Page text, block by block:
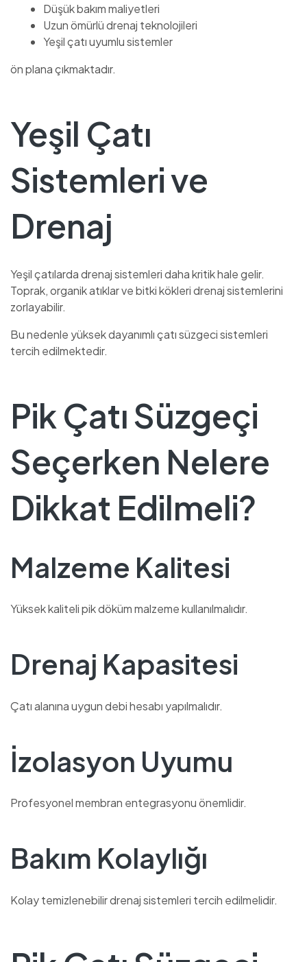
Düşük bakım maliyetleri
Uzun ömürlü drenaj teknolojileri
Yeşil çatı uyumlu sistemler
ön plana çıkmaktadır.
Yeşil Çatı
Sistemleri ve
Drenaj
Yeşil çatılarda drenaj sistemleri daha kritik hale gelir.
Toprak, organik atıklar ve bitki kökleri drenaj sistemlerini
zorlayabilir.
Bu nedenle yüksek dayanımlı çatı süzgeci sistemleri
tercih edilmektedir.
Pik Çatı Süzgeçi
Seçerken Nelere
Dikkat Edilmeli?
Malzeme Kalitesi
Yüksek kaliteli pik döküm malzeme kullanılmalıdır.
Drenaj Kapasitesi
Çatı alanına uygun debi hesabı yapılmalıdır.
İzolasyon Uyumu
Profesyonel membran entegrasyonu önemlidir.
Bakım Kolaylığı
Kolay temizlenebilir drenaj sistemleri tercih edilmelidir.